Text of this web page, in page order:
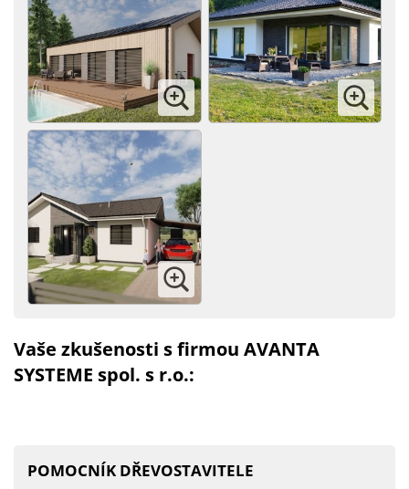
Vaše zkušenosti s firmou AVANTA
SYSTEME spol. s r.o.:
POMOCNÍK DŘEVOSTAVITELE